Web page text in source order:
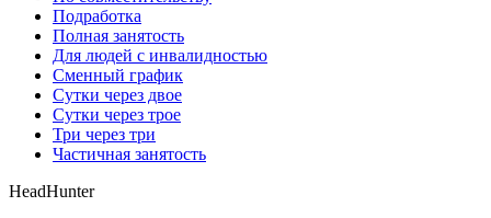
Подработка
Полная занятость
Для людей с инвалидностью
Сменный график
Сутки через двое
Сутки через трое
Три через три
Частичная занятость
HeadHunter